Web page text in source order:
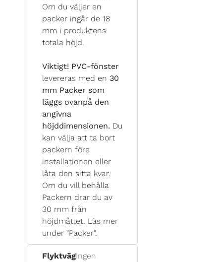
Om du väljer en
packer ingår de 18
mm i produktens
totala höjd.
Viktigt! PVC-fönster
levereras med en 30
mm Packer som
läggs ovanpå den
angivna
höjddimensionen. Du
kan välja att ta bort
packern före
installationen eller
låta den sitta kvar.
Om du vill behålla
Packern drar du av
30 mm från
höjdmåttet. Läs mer
under "Packer".
FlyktvägIngen